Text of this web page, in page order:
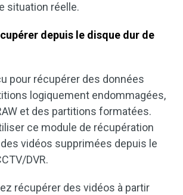
situation réelle.
depuis le disque dur de
pour récupérer des données
logiquement endommagées,
et des partitions formatées.
ce module de récupération
vidéos supprimées depuis le
DVR.
récupérer des vidéos à partir